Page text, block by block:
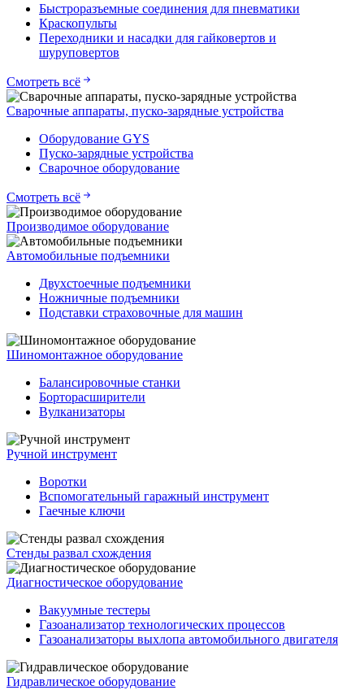
Быстроразъемные соединения для пневматики
Краскопульты
Переходники и насадки для гайковертов и
шуруповертов
Смотреть всё
Сварочные аппараты, пуско-зарядные устройства
Оборудование GYS
Пуско-зарядные устройства
Сварочное оборудование
Смотреть всё
Производимое оборудование
Автомобильные подъемники
Двухстоечные подъемники
Ножничные подъемники
Подставки страховочные для машин
Шиномонтажное оборудование
Балансировочные станки
Борторасширители
Вулканизаторы
Ручной инструмент
Воротки
Вспомогательный гаражный инструмент
Гаечные ключи
Стенды развал схождения
Диагностическое оборудование
Вакуумные тестеры
Газоанализатор технологических процессов
Газоанализаторы выхлопа автомобильного двигателя
Гидравлическое оборудование